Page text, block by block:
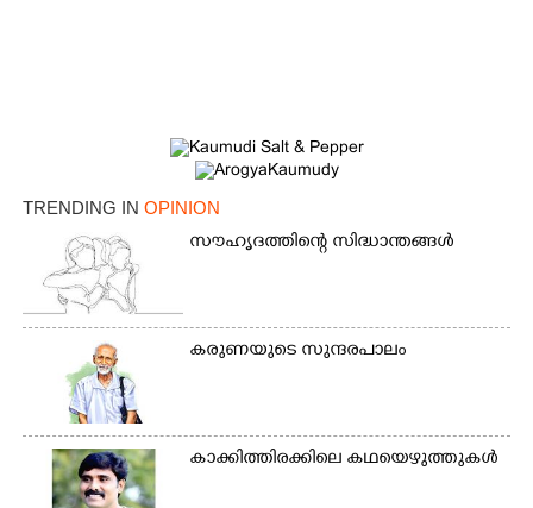
TRENDING IN OPINION
സൗഹൃദത്തിന്റെ സിദ്ധാന്തങ്ങൾ
കരുണയുടെ സുന്ദരപാലം
കാക്കിത്തിരക്കിലെ കഥയെഴുത്തുകൾ